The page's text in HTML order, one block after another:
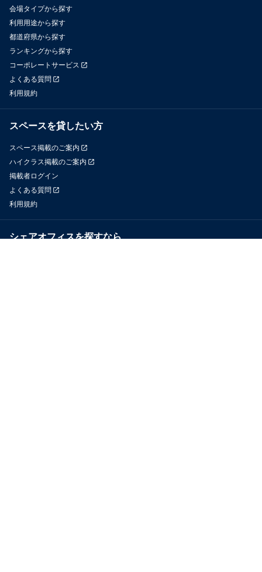
会場タイプから探す
利用用途から探す
都道府県から探す
ランキングから探す
コーポレートサービス
よくある質問
利用規約
スペースを貸したい方
スペース掲載のご案内
ハイクラス掲載のご案内
掲載者ログイン
よくある質問
利用規約
シェアオフィスを探すなら